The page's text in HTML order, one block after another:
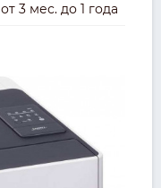
от 3 мес. до 1 года